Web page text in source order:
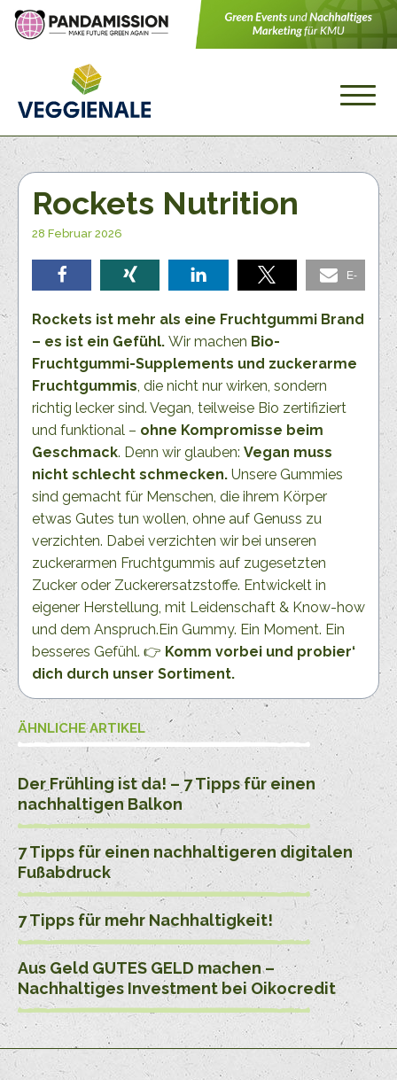
Rockets Nutrition
28 Februar 2026
teilen teilen teilen teilen
E-
Mail
Rockets ist mehr als eine Fruchtgummi Brand
– es ist ein Gefühl. Wir machen Bio-
Fruchtgummi-Supplements und zuckerarme
Fruchtgummis, die nicht nur wirken, sondern
richtig lecker sind. Vegan, teilweise Bio zertifiziert
und funktional – ohne Kompromisse beim
Geschmack. Denn wir glauben: Vegan muss
nicht schlecht schmecken. Unsere Gummies
sind gemacht für Menschen, die ihrem Körper
etwas Gutes tun wollen, ohne auf Genuss zu
verzichten. Dabei verzichten wir bei unseren
zuckerarmen Fruchtgummis auf zugesetzten
Zucker oder Zuckerersatzstoffe. Entwickelt in
eigener Herstellung, mit Leidenschaft & Know-how
und dem Anspruch.Ein Gummy. Ein Moment. Ein
besseres Gefühl. 👉 Komm vorbei und probier‘
dich durch unser Sortiment.
ÄHNLICHE ARTIKEL
Der Frühling ist da! – 7 Tipps für einen
nachhaltigen Balkon
7 Tipps für einen nachhaltigeren digitalen
Fußabdruck
7 Tipps für mehr Nachhaltigkeit!
Aus Geld GUTES GELD machen –
Nachhaltiges Investment bei Oikocredit